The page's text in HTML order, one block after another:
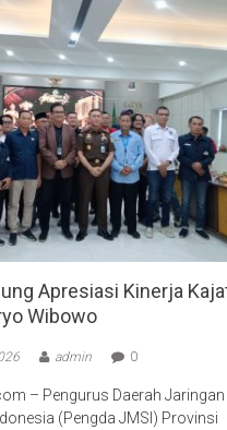
Apresiasi Kinerja
Wibowo
admin 0
– Pengurus Daerah Jaringan
(Pengda JMSI) Provinsi